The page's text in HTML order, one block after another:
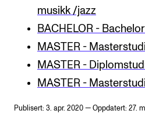
musikk /jazz
BACHELOR -
MASTER -
MASTER -
MASTER -
Publisert: 3. apr. 2020 — Oppdatert: 27.